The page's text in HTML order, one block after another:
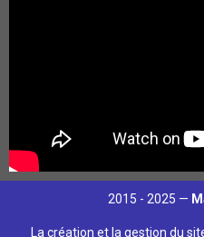
2015 - 2025 —
La création et la gestion du